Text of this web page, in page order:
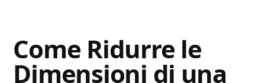
Advisory
Come Ridurre le
Dimensioni di una